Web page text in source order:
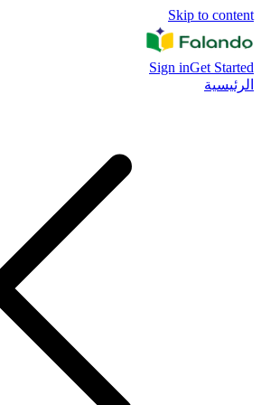
Skip to content
Sign inGet Started
الرئيسية